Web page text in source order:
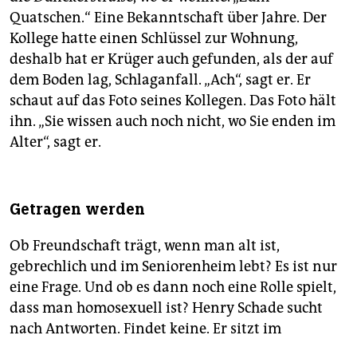
Quatschen.“ Eine Bekanntschaft über Jahre. Der
Kollege hatte einen Schlüssel zur Wohnung,
deshalb hat er Krüger auch gefunden, als der auf
dem Boden lag, Schlaganfall. „Ach“, sagt er. Er
schaut auf das Foto seines Kollegen. Das Foto hält
ihn. „Sie wissen auch noch nicht, wo Sie enden im
Alter“, sagt er.
Getragen werden
Ob Freundschaft trägt, wenn man alt ist,
gebrechlich und im Seniorenheim lebt? Es ist nur
eine Frage. Und ob es dann noch eine Rolle spielt,
dass man homosexuell ist? Henry Schade sucht
nach Antworten. Findet keine. Er sitzt im